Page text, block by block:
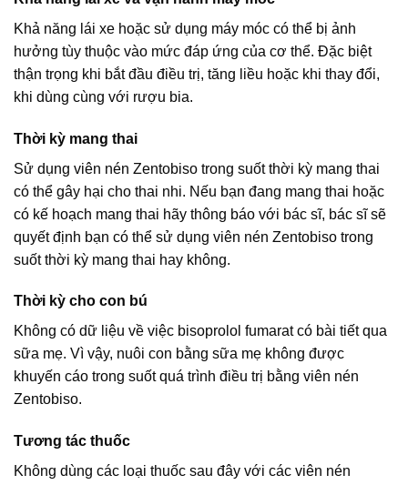
Khả năng lái xe hoặc sử dụng máy móc có thể bị ảnh
hưởng tùy thuộc vào mức đáp ứng của cơ thể. Đặc biệt
thận trọng khi bắt đầu điều trị, tăng liều hoặc khi thay đổi,
khi dùng cùng với rượu bia.
Thời kỳ mang thai
Sử dụng viên nén Zentobiso trong suốt thời kỳ mang thai
có thể gây hại cho thai nhi. Nếu bạn đang mang thai hoặc
có kế hoạch mang thai hãy thông báo với bác sĩ, bác sĩ sẽ
quyết định bạn có thể sử dụng viên nén Zentobiso trong
suốt thời kỳ mang thai hay không.
Thời kỳ cho con bú
Không có dữ liệu về việc bisoprolol fumarat có bài tiết qua
sữa mẹ. Vì vậy, nuôi con bằng sữa mẹ không được
khuyến cáo trong suốt quá trình điều trị bằng viên nén
Zentobiso.
Tương tác thuốc
Không dùng các loại thuốc sau đây với các viên nén